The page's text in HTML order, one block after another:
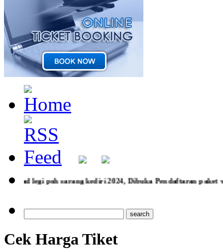
2024, Dibuka Pendaftaran paket wisata rohani Larantuka
Cek Harga Tiket